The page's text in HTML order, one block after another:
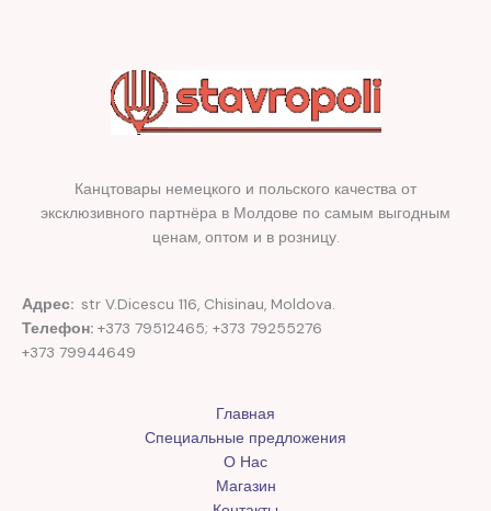
Канцтовары немецкого и польского качества от
эксклюзивного партнёра в Молдове по самым выгодным
ценам, оптом и в розницу.
Адрес: str V.Dicescu 116, Chisinau, Moldova.
Телефон: +373 79512465; +373 79255276
+373 79944649
Главная
Специальные предложения
О Нас
Магазин